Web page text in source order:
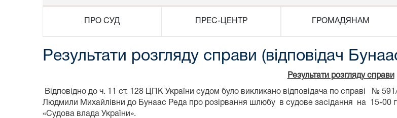
ПРО СУД ПРЕС-ЦЕНТР ГРОМАДЯНАМ
Результати розгляду справи (відповідач
Результати розгляду справи
Відповідно до ч. 11 ст. 128 ЦПК України судом було викликано відповідача по справі №
Людмили Михайлівни до Бунаас Реда про розірвання шлюбу в судове засідання на 15-00
«Судова влада України».